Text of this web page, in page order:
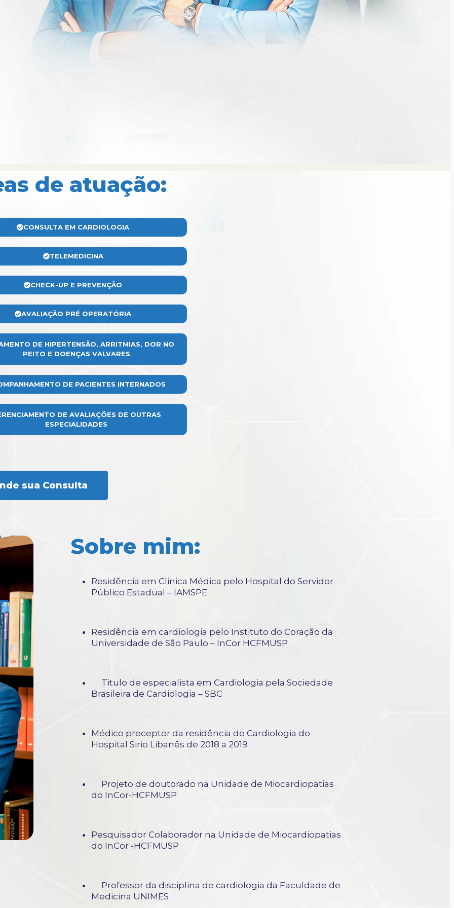
de atuação:
CONSULTA EM CARDIOLOGIA
TELEMEDICINA
CHECK-UP E PREVENÇÃO
AVALIAÇÃO PRÉ OPERATÓRIA
DE HIPERTENSÃO, ARRITMIAS, DOR NO
PEITO E DOENÇAS VALVARES
DE PACIENTES INTERNADOS
DE AVALIAÇÕES DE OUTRAS
ESPECIALIDADES
sua Consulta
Sobre mim:
Residência em Clinica Médica pelo Hospital do Servidor
Público Estadual – IAMSPE
Residência em cardiologia pelo Instituto do Coração da
Universidade de São Paulo – InCor HCFMUSP
Titulo de especialista em Cardiologia pela Sociedade
Brasileira de Cardiologia – SBC
Médico preceptor da residência de Cardiologia do
Hospital Sirio Libanês de 2018 a 2019
Projeto de doutorado na Unidade de Miocardiopatias
do InCor-HCFMUSP
Pesquisador Colaborador na Unidade de Miocardiopatias
do InCor -HCFMUSP
Professor da disciplina de cardiologia da Faculdade de
Medicina UNIMES